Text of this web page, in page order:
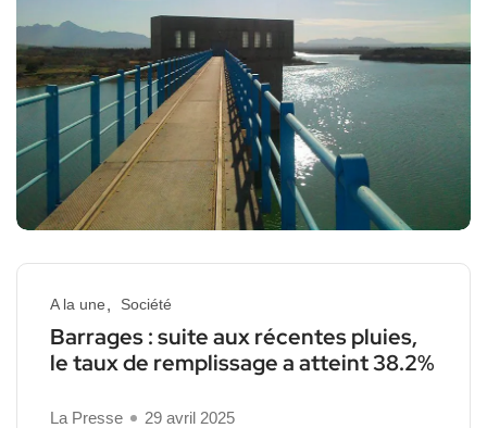
A la une Société
Barrages : suite aux récentes pluies,
le taux de remplissage a atteint 38.2%
La Presse
29 avril 2025